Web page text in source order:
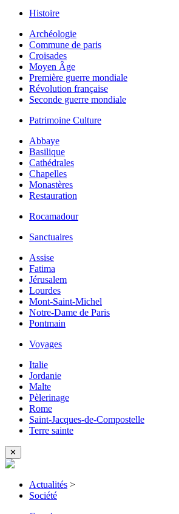
Histoire
Archéologie
Commune de paris
Croisades
Moyen Âge
Première guerre mondiale
Révolution française
Seconde guerre mondiale
Patrimoine Culture
Abbaye
Basilique
Cathédrales
Chapelles
Monastères
Restauration
Rocamadour
Sanctuaires
Assise
Fatima
Jérusalem
Lourdes
Mont-Saint-Michel
Notre-Dame de Paris
Pontmain
Voyages
Italie
Jordanie
Malte
Pèlerinage
Rome
Saint-Jacques-de-Compostelle
Terre sainte
✕
Actualités >
Société